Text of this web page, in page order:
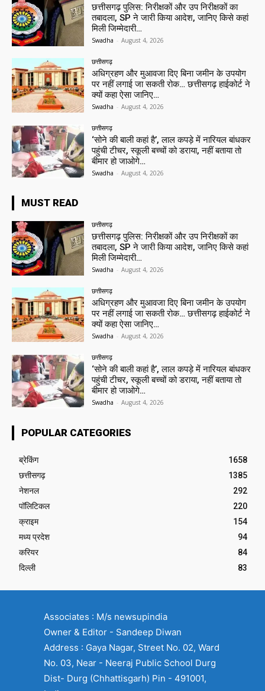
छत्तीसगढ़ पुलिस: निरीक्षकों और उप निरीक्षकों का
तबादला, SP ने जारी किया आदेश, जानिए किसे कहां
मिली जिम्मेदारी…
Swadha - August 4, 2026
छत्तीसगढ़
अधिग्रहण और मुआवजा दिए बिना जमीन के उपयोग
पर नहीं लगाई जा सकती रोक… छत्तीसगढ़ हाईकोर्ट ने
क्यों कहा ऐसा जानिए…
Swadha - August 4, 2026
छत्तीसगढ़
‘सोने की बाली कहां है’, लाल कपड़े में नारियल बांधकर
पहुंची टीचर, स्कूली बच्चों को डराया, नहीं बताया तो
बीमार हो जाओगे…
Swadha - August 4, 2026
MUST READ
छत्तीसगढ़
छत्तीसगढ़ पुलिस: निरीक्षकों और उप निरीक्षकों का
तबादला, SP ने जारी किया आदेश, जानिए किसे कहां
मिली जिम्मेदारी…
Swadha - August 4, 2026
छत्तीसगढ़
अधिग्रहण और मुआवजा दिए बिना जमीन के उपयोग
पर नहीं लगाई जा सकती रोक… छत्तीसगढ़ हाईकोर्ट ने
क्यों कहा ऐसा जानिए…
Swadha - August 4, 2026
छत्तीसगढ़
‘सोने की बाली कहां है’, लाल कपड़े में नारियल बांधकर
पहुंची टीचर, स्कूली बच्चों को डराया, नहीं बताया तो
बीमार हो जाओगे…
Swadha - August 4, 2026
POPULAR CATEGORIES
ब्रेकिंग
1658
छत्तीसगढ़
1385
नेशनल
292
पॉलिटिकल
220
क्राइम
154
मध्य प्रदेश
94
करियर
84
दिल्ली
83
Associates : M/s newsupindia
Owner & Editor - Sandeep Diwan
Address : Gaya Nagar, Street No. 02, Ward
No. 03, Near - Neeraj Public School Durg
Dist- Durg (Chhattisgarh) Pin - 491001,